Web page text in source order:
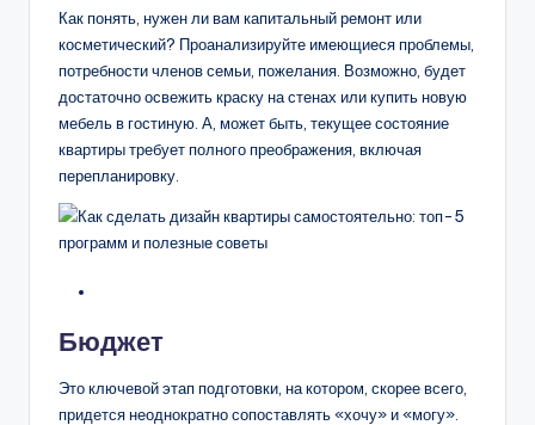
Как понять, нужен ли вам капитальный ремонт или
косметический? Проанализируйте имеющиеся проблемы,
потребности членов семьи, пожелания. Возможно, будет
достаточно освежить краску на стенах или купить новую
мебель в гостиную. А, может быть, текущее состояние
квартиры требует полного преображения, включая
перепланировку.
Бюджет
Это ключевой этап подготовки, на котором, скорее всего,
придется неоднократно сопоставлять «хочу» и «могу».